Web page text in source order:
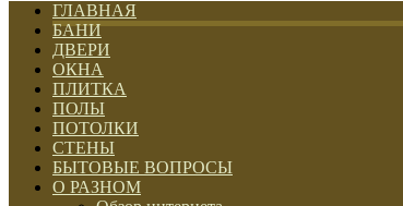
ГЛАВНАЯ
БАНИ
ДВЕРИ
ОКНА
ПЛИТКА
ПОЛЫ
ПОТОЛКИ
СТЕНЫ
БЫТОВЫЕ ВОПРОСЫ
О РАЗНОМ